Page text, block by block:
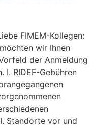
FIMEM-Kollegen:
wir Ihnen
der Anmeldung
I. RIDEF-Gebühren
Standorte vor und